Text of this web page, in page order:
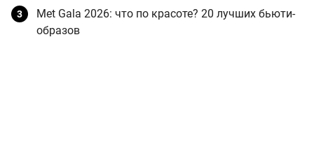
Met Gala 2026: что по красоте? 20 лучших бьюти-
образов